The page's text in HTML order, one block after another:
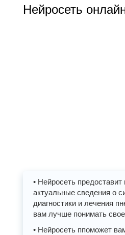
Нейросеть
• Нейросеть
актуальные сведения о
диагностики и лечения
вам лучше понимать
• Нейросеть ппоможет